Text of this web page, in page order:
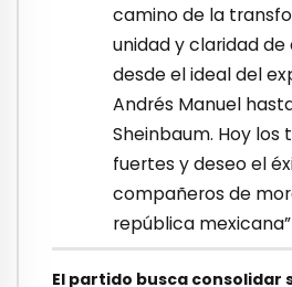
camino de la
unidad y claridad
desde el ideal del
Andrés Manuel
Sheinbaum. Hoy los
fuertes y deseo el
compañeros de
república mexicana”
El partido busca consolidar